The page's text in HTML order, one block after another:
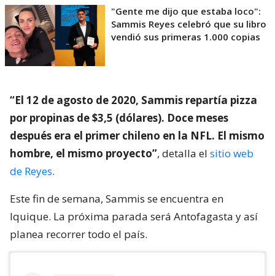
"Gente me dijo que estaba loco":
Sammis Reyes celebró que su libro
vendió sus primeras 1.000 copias
“El 12 de agosto de 2020, Sammis repartía pizza
por propinas de $3,5 (dólares). Doce meses
después era el primer chileno en la NFL. El mismo
hombre, el mismo proyecto”, detalla el sitio web
de Reyes.
Este fin de semana, Sammis se encuentra en
Iquique. La próxima parada será Antofagasta y así
planea recorrer todo el país.